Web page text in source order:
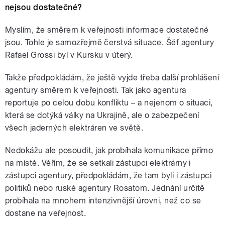
nejsou dostatečné?
Myslím, že směrem k veřejnosti informace dostatečné
jsou. Tohle je samozřejmě čerstvá situace. Šéf agentury
Rafael Grossi byl v Kursku v úterý.
Takže předpokládám, že ještě vyjde třeba další prohlášení
agentury směrem k veřejnosti. Tak jako agentura
reportuje po celou dobu konfliktu – a nejenom o situaci,
která se dotýká války na Ukrajině, ale o zabezpečení
všech jaderných elektráren ve světě.
Nedokážu ale posoudit, jak probíhala komunikace přímo
na místě. Věřím, že se setkali zástupci elektrárny i
zástupci agentury, předpokládám, že tam byli i zástupci
politiků nebo ruské agentury Rosatom. Jednání určitě
probíhala na mnohem intenzivnější úrovni, než co se
dostane na veřejnost.